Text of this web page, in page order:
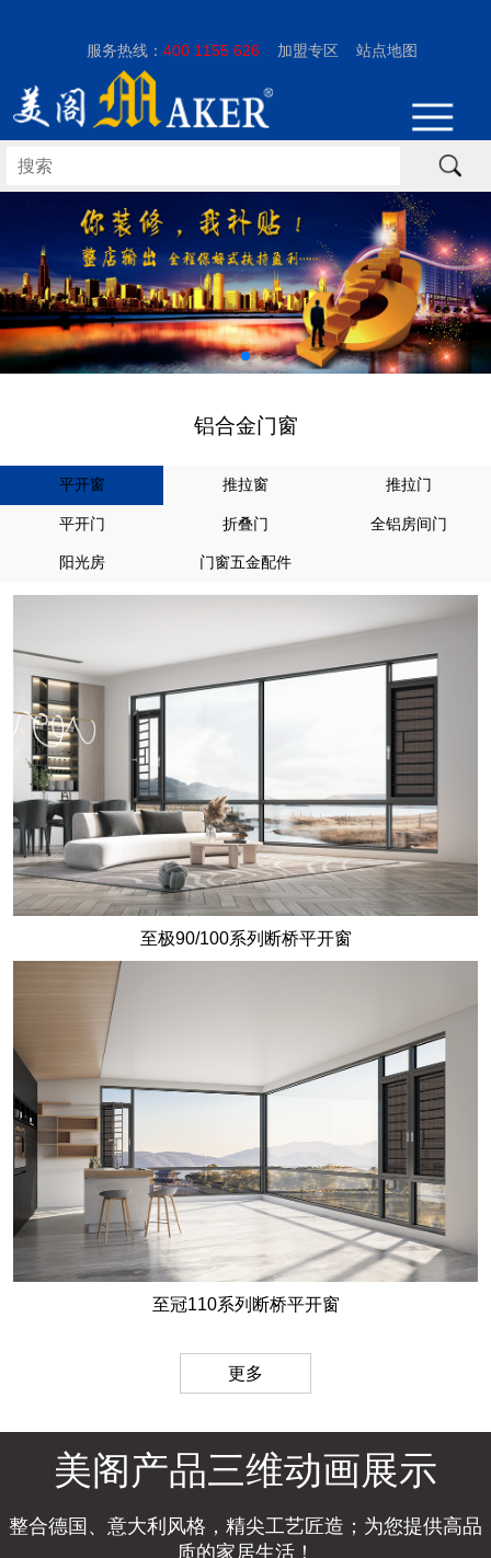
服务热线：400 1155 626 加盟专区 站点地图
铝合金门窗
平开窗 推拉窗 推拉门
平开门 折叠门 全铝房间门
阳光房 门窗五金配件
至极90/100系列断桥平开窗
至冠110系列断桥平开窗
更多
美阁产品三维动画展示
整合德国、意大利风格，精尖工艺匠造；为您提供高品
质的家居生活！